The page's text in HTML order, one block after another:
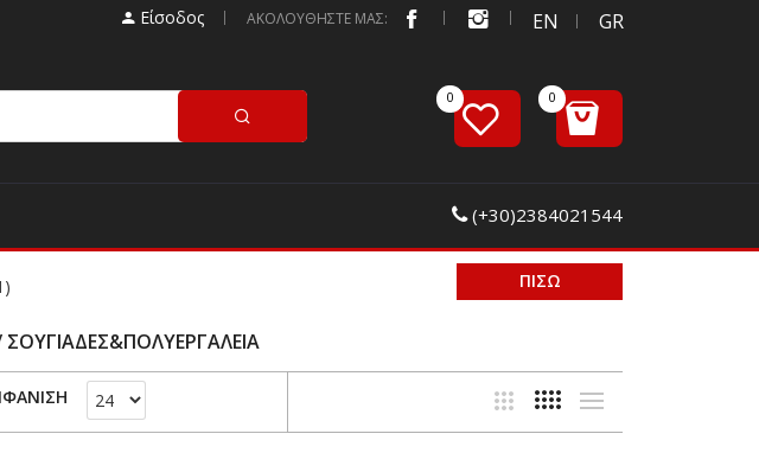
Είσοδος ΑΚΟΛΟΥΘΗΣΤΕ ΜΑΣ: EN GR
(+30)2384021544
ΠΙΣΩ
ΣΟΥΓΙΑΔΕΣ&ΠΟΛΥΕΡΓΑΛΕΙΑ